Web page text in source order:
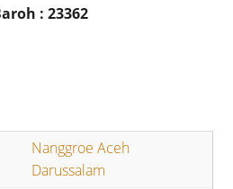
: 23362
Nanggroe Aceh
Darussalam